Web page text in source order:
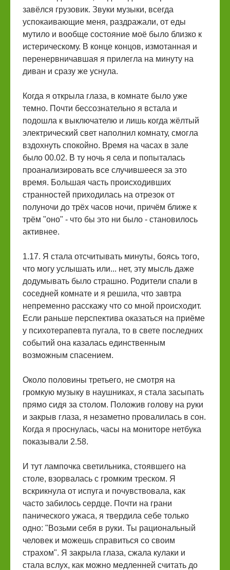
завёлся грузовик. Звуки музыки, всегда
успокаивающие меня, раздражали, от еды
мутило и вообще состояние моё было близко к
истерическому. В конце концов, измотанная и
перенервничавшая я прилегла на минуту на
диван и сразу же уснула.
Когда я открыла глаза, в комнате было уже
темно. Почти бессознательно я встала и
подошла к выключателю и лишь когда жёлтый
электрический свет наполнил комнату, смогла
вздохнуть спокойно. Время на часах в зале
было 00.02. В ту ночь я села и попыталась
проанализировать все случившееся за это
время. Большая часть происходивших
странностей приходилась на отрезок от
полуночи до трёх часов ночи, причём ближе к
трём "оно" - что бы это ни было - становилось
активнее.
1.17. Я стала отсчитывать минуты, боясь того,
что могу услышать или... нет, эту мысль даже
додумывать было страшно. Родители спали в
соседней комнате и я решила, что завтра
непременно расскажу что со мной происходит.
Если раньше перспектива оказаться на приёме
у психотерапевта пугала, то в свете последних
событий она казалась единственным
возможным спасением.
Около половины третьего, не смотря на
громкую музыку в наушниках, я стала засыпать
прямо сидя за столом. Положив голову на руки
и закрыв глаза, я незаметно провалилась в сон.
Когда я проснулась, часы на мониторе нетбука
показывали 2.58.
И тут лампочка светильника, стоявшего на
столе, взорвалась с громким треском. Я
вскрикнула от испуга и почувствовала, как
часто забилось сердце. Почти на грани
панического ужаса, я твердила себе только
одно: "Возьми себя в руки. Ты рациональный
человек и можешь справиться со своим
страхом". Я закрыла глаза, сжала кулаки и
стала вслух, как можно медленней считать до